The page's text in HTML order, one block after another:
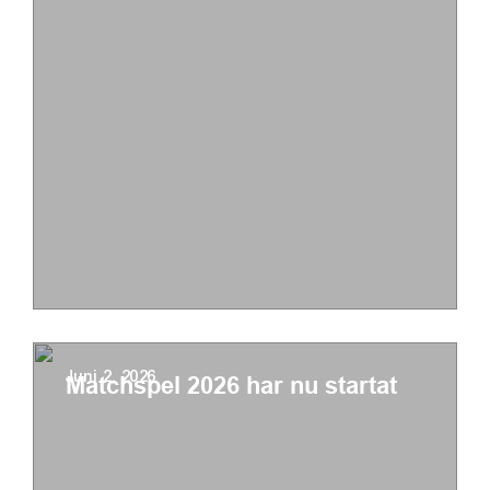
Juni 2, 2026
Matchspel 2026 har nu startat